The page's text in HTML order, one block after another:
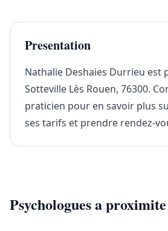
Presentation
Nathalie Deshaies Durrieu est
Sotteville Lès Rouen, 76300.
praticien pour en savoir plus
ses tarifs et prendre rendez-
Psychologues a proximite